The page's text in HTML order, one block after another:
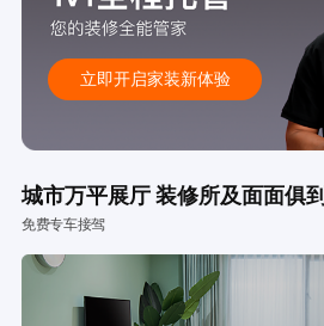
立即开启家装新体验
城市万平展厅 装修所及面面俱到
免费专车接驾